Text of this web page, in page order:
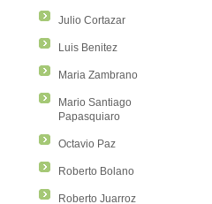
Julio Cortazar
Luis Benitez
Maria Zambrano
Mario Santiago
Papasquiaro
Octavio Paz
Roberto Bolano
Roberto Juarroz